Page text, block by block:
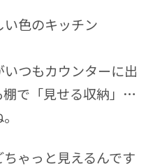
色のキッチン
つもカウンターに出
棚で「見せる収納」…
ゃっと見えるんです